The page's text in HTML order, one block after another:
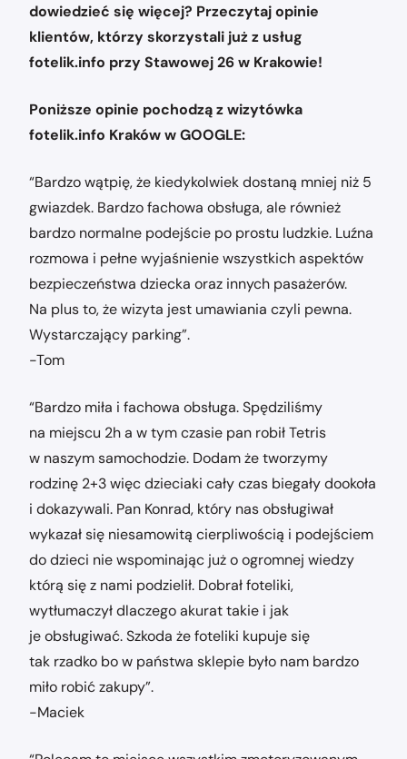
dowiedzieć się więcej? Przeczytaj opinie
klientów, którzy skorzystali już z usług
fotelik.info przy Stawowej 26 w Krakowie!
Poniższe opinie pochodzą z wizytówka
fotelik.info Kraków w GOOGLE:
“Bardzo wątpię, że kiedykolwiek dostaną mniej niż 5
gwiazdek. Bardzo fachowa obsługa, ale również
bardzo normalne podejście po prostu ludzkie. Luźna
rozmowa i pełne wyjaśnienie wszystkich aspektów
bezpieczeństwa dziecka oraz innych pasażerów.
Na plus to, że wizyta jest umawiania czyli pewna.
Wystarczający parking”.
-Tom
“Bardzo miła i fachowa obsługa. Spędziliśmy
na miejscu 2h a w tym czasie pan robił Tetris
w naszym samochodzie. Dodam że tworzymy
rodzinę 2+3 więc dzieciaki cały czas biegały dookoła
i dokazywali. Pan Konrad, który nas obsługiwał
wykazał się niesamowitą cierpliwością i podejściem
do dzieci nie wspominając już o ogromnej wiedzy
którą się z nami podzielił. Dobrał foteliki,
wytłumaczył dlaczego akurat takie i jak
je obsługiwać. Szkoda że foteliki kupuje się
tak rzadko bo w państwa sklepie było nam bardzo
miło robić zakupy”.
-Maciek